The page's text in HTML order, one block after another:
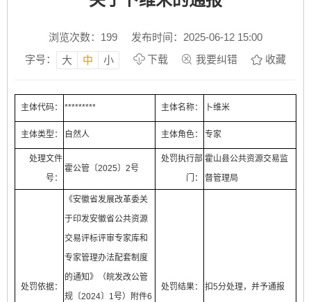
浏览次数： 199
发布时间：2025-06-12 15:00
字号：
大 中 小 下载 我要纠错 收藏
主体代码： ********* 主体名称： 卜维米
主体类型： 自然人 主体角色： 专家
处理文件
号：
霍公管〔2025〕2号
处罚执行部
门：
霍山县公共资源交易监
督管理局
处罚依据：
《安徽省发展改革委关
于印发安徽省公共资源
交易评标评审专家库和
专家管理办法配套制度
的通知》（皖发改公管
规〔2024〕1号）附件6
处罚结果： 扣5分处理，并予通报